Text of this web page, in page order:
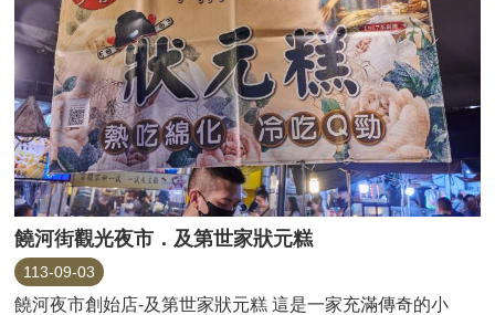
饒河街觀光夜市．及第世家狀元糕
113-09-03
饒河夜市創始店-及第世家狀元糕 這是一家充滿傳奇的小